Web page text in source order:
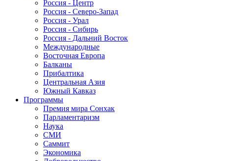
Россия - Центр
Россия - Северо-Запад
Россия - Урал
Россия - Сибирь
Россия - Дальний Восток
Международные
Восточная Европа
Балканы
Прибалтика
Центральная Азия
Южный Кавказ
Программы
Премия мира Сонхак
Парламентаризм
Наука
СМИ
Саммит
Экономика